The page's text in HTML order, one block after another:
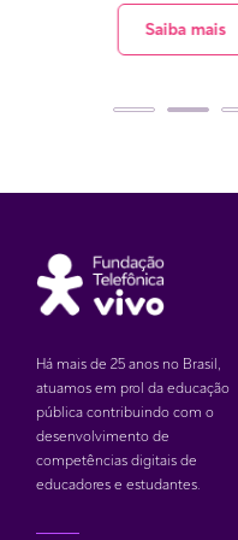
Saiba mais
Há mais de 25 anos no Brasil,
atuamos em prol da educação
pública contribuindo com o
desenvolvimento de
competências digitais de
educadores e estudantes.